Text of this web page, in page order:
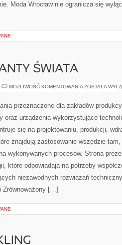
Moda Wrocław nie ogranicza się
ŚWIATA
MOŻLIWOŚĆ KOMENTOWANIA CIEKAWOSTKI
ŚWIATA
ZOSTAŁA
przeznaczone dla zakładów
urządzenia wykorzystujące
się na projektowaniu, produkcji,
znajdują zastosowanie wszędzie
wykonywanych procesów. Strona
które odpowiadają na potrzeby
niezawodnych rozwiązań
Zrównoważony […]